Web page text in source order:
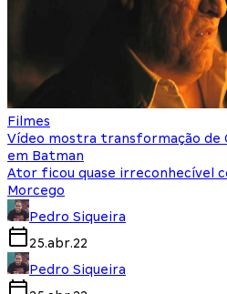
Filmes
Vídeo mostra transformação de
em Batman
Ator ficou quase irreconhecível
Morcego
Pedro Siqueira
25.abr.22
Pedro Siqueira